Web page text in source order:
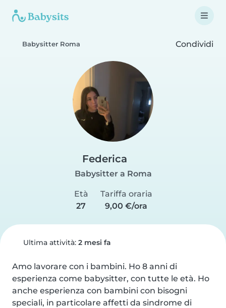
Babysitter Roma Condividi
Federica
Babysitter a Roma
Età
27
Tariffa oraria
9,00 €/ora
Ultima attività: 2 mesi fa
Amo lavorare con i bambini. Ho 8 anni di
esperienza come babysitter, con tutte le età. Ho
anche esperienza con bambini con bisogni
speciali, in particolare affetti da sindrome di